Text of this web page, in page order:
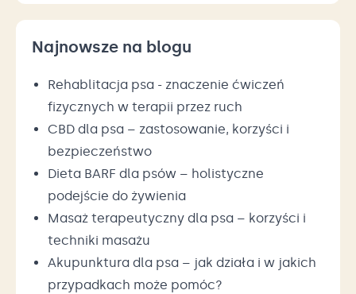
Najnowsze na blogu
Rehablitacja psa - znaczenie ćwiczeń
fizycznych w terapii przez ruch
CBD dla psa – zastosowanie, korzyści i
bezpieczeństwo
Dieta BARF dla psów – holistyczne
podejście do żywienia
Masaż terapeutyczny dla psa – korzyści i
techniki masażu
Akupunktura dla psa – jak działa i w jakich
przypadkach może pomóc?